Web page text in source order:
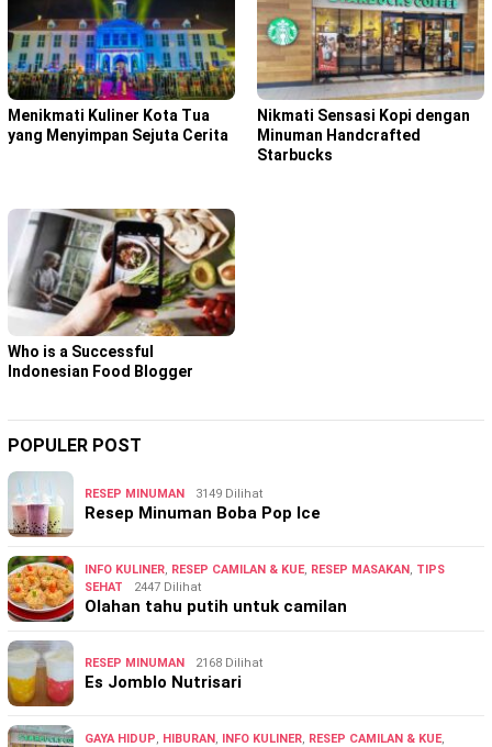
Menikmati Kuliner Kota Tua
yang Menyimpan Sejuta Cerita
Nikmati Sensasi Kopi dengan
Minuman Handcrafted
Starbucks
Who is a Successful
Indonesian Food Blogger
POPULER POST
RESEP MINUMAN 3149 Dilihat
Resep Minuman Boba Pop Ice
INFO KULINER, RESEP CAMILAN & KUE, RESEP MASAKAN, TIPS
SEHAT
2447 Dilihat
Olahan tahu putih untuk camilan
RESEP MINUMAN 2168 Dilihat
Es Jomblo Nutrisari
GAYA HIDUP, HIBURAN, INFO KULINER, RESEP CAMILAN & KUE,